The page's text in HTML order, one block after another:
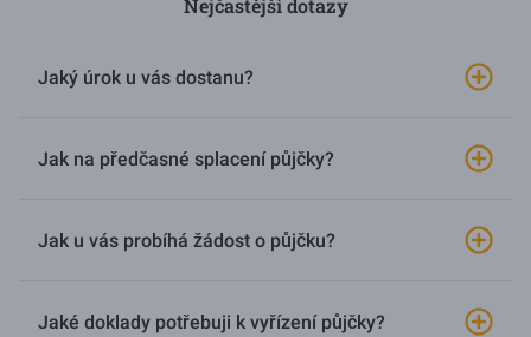
Nejčastější dotazy
Jaký úrok u vás dostanu?
Jak na předčasné splacení půjčky?
Jak u vás probíhá žádost o půjčku?
Jaké doklady potřebuji k vyřízení půjčky?